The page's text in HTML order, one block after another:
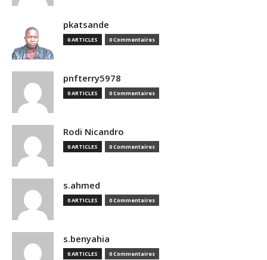
pkatsande
0 ARTICLES 0 Commentaires
pnfterry5978
0 ARTICLES 0 Commentaires
Rodi Nicandro
0 ARTICLES 0 Commentaires
s.ahmed
0 ARTICLES 0 Commentaires
s.benyahia
0 ARTICLES 0 Commentaires